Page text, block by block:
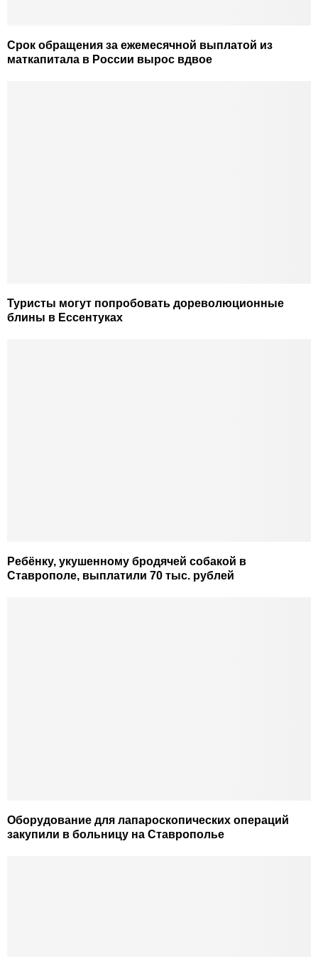
Срок обращения за ежемесячной выплатой из
маткапитала в России вырос вдвое
Туристы могут попробовать дореволюционные
блины в Ессентуках
Ребёнку, укушенному бродячей собакой в
Ставрополе, выплатили 70 тыс. рублей
Оборудование для лапароскопических операций
закупили в больницу на Ставрополье